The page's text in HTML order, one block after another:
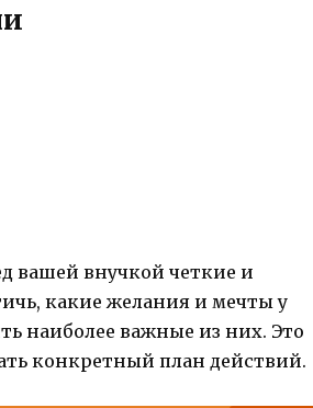
вашей внучкой четкие и
какие желания и мечты у
наиболее важные из них. Это
конкретный план действий.